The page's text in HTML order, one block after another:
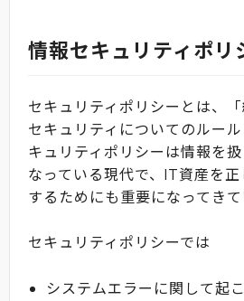
情報セキュリティポリ
セキュリティポリシーとは、
セキュリティについてのルー
キュリティポリシーは情報を
なっている現代で、IT資産を
するためにも重要になってきて
セキュリティポリシーでは
システムエラーに関して起